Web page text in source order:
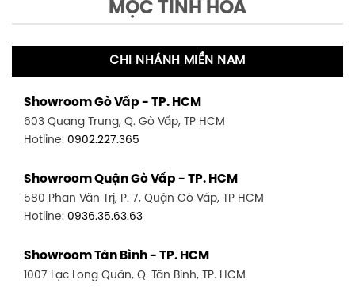
MỘC TINH HOA
CHI NHÁNH MIỀN NAM
Showroom Gò Vấp - TP. HCM
603 Quang Trung, Q. Gò Vấp, TP HCM
Hotline: 0902.227.365
Showroom Quận Gò Vấp - TP. HCM
580 Phan Văn Trị, P. 7, Quận Gò Vấp, TP HCM
Hotline: 0936.35.63.63
Showroom Tân Bình - TP. HCM
1007 Lạc Long Quân, Q. Tân Bình, TP. HCM